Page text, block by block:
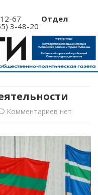
12-67 Отдел
3-48-20
Комментариев к
итоги
нет